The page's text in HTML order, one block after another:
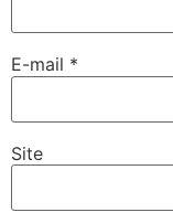
E-mail *
Site